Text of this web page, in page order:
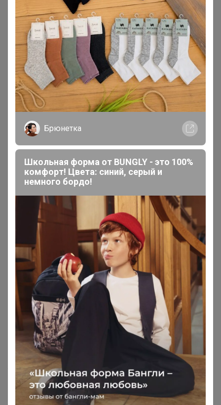
фиолетового картофеля и 5 кг тулеевского в
ближайшее время? Хочу отправить его на юг, там в
марте уже посадка. Готова доплатить, если
необходимо. Пока удалила свой заказ, в ожидании
Вашего ответа.
little_genius
Виртуоз СП
В теме "СП6 - UGG Australia настоящие, теплющие
угги для всей семьи. РАСПРОДАЖА ПО 3500"
19 ноября, 2018 23:31
little_genius
У угг по сути подошва не должна сгибаться. Я не
понимаю чего вы ждете от того чего быть и не
должно.
— "AMETIST_S"
В смысле чего ждёте? Настоящую обувь, как Вы ее и
позиционировали в закупке, которой моя пара точно
не является: тут подошва как пенопласт, попробуйте
его хоть малость согнуть - и он треснет. Даже на такие
операции, как Вы выкладываете, они не способны. К
тому же, моя прошлая пара обуви из официального
магазина была не скользкой и удобной на ноге.
Честно, спорить с Вами никакого желания, видно, что
Брюнетка
Школьная форма от BUNGLY - это 100%
комфорт! Цвета: синий, серый и
немного бордо!